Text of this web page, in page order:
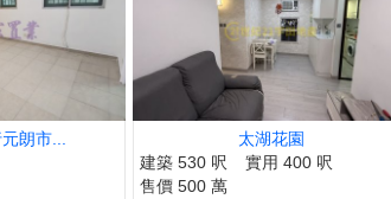
朗市...
太湖花園
建築 530 呎
實用 400 呎
售價 500 萬